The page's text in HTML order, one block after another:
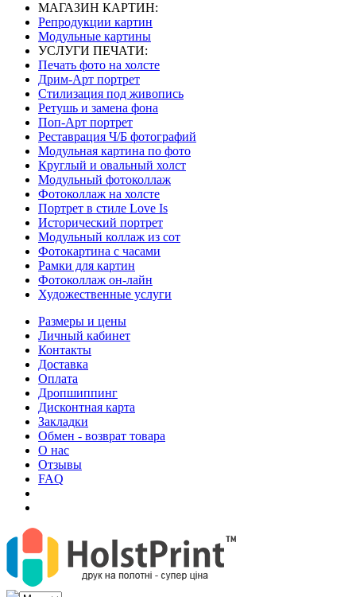
МАГАЗИН КАРТИН:
Репродукции картин
Модульные картины
УСЛУГИ ПЕЧАТИ:
Печать фото на холсте
Дрим-Арт портрет
Стилизация под живопись
Ретушь и замена фона
Поп-Арт портрет
Реставрация Ч/Б фотографий
Модульная картина по фото
Круглый и овальный холст
Модульный фотоколлаж
Фотоколлаж на холсте
Портрет в стиле Love Is
Исторический портрет
Модульный коллаж из сот
Фотокартина с часами
Рамки для картин
Фотоколлаж он-лайн
Художественные услуги
Размеры и цены
Личный кабинет
Контакты
Доставка
Оплата
Дропшиппинг
Дисконтная карта
Закладки
Обмен - возврат товара
О нас
Отзывы
FAQ